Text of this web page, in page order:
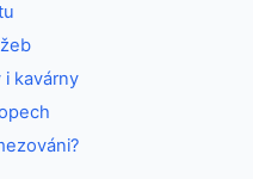
i kavárny